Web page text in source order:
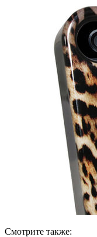
Смотрите также: